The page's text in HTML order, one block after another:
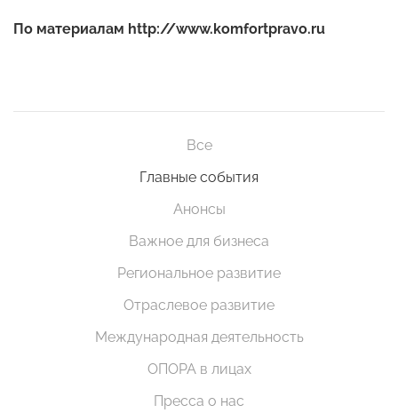
По материалам http://www.komfortpravo.ru
Все
Главные события
Анонсы
Важное для бизнеса
Региональное развитие
Отраслевое развитие
Международная деятельность
ОПОРА в лицах
Пресса о нас